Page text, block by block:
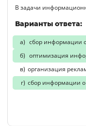
В задачи
Варианты ответа:
сбор информации
оптимизация
организация
сбор информации о